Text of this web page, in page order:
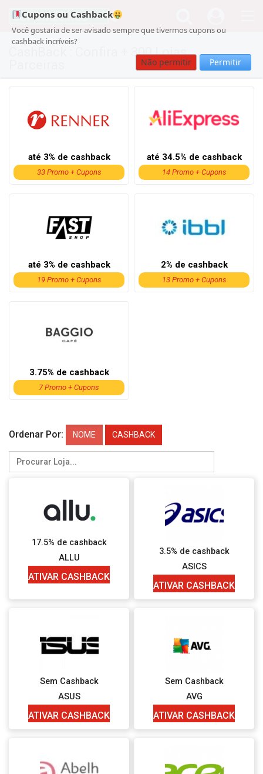
Cupons ou Cashback
Você gostaria de ser avisado sempre que tivermos cupons ou
cashback incríveis?
Não permitir Permitir
CashBack : Confira + 300 Lojas
até 3% de cashback
33 Promo + Cupons
até 34.5% de cashback
14 Promo + Cupons
até 3% de cashback
19 Promo + Cupons
2% de cashback
13 Promo + Cupons
3.75% de cashback
7 Promo + Cupons
Ordenar Por: NOME CASHBACK
17.5% de cashback
ALLU
ATIVAR CASHBACK
3.5% de cashback
ASICS
ATIVAR CASHBACK
Sem Cashback
ASUS
ATIVAR CASHBACK
Sem Cashback
AVG
ATIVAR CASHBACK